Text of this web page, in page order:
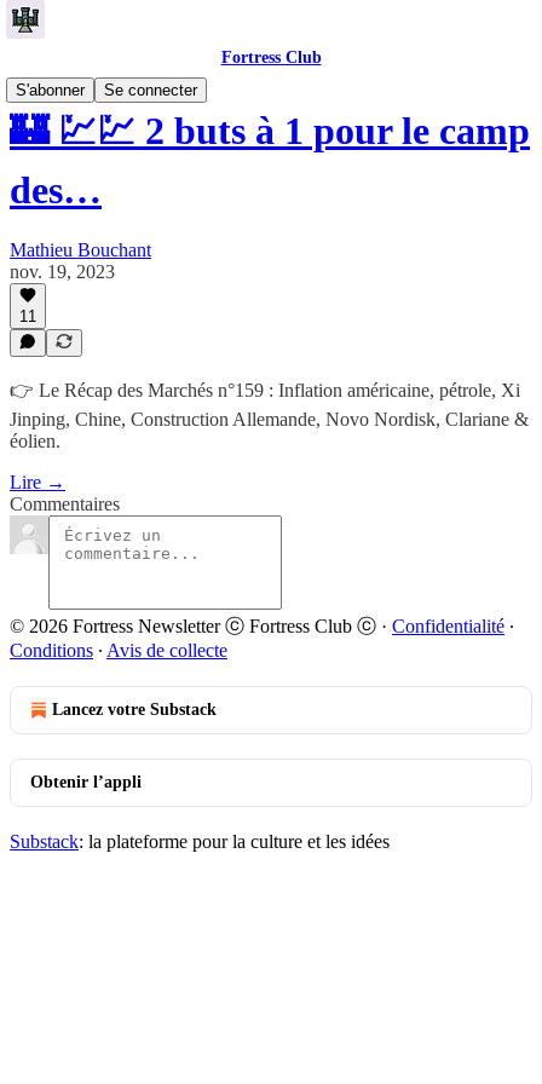
Fortress Club
S'abonner
Se connecter
🏰 💹💹 2 buts à 1 pour le camp
des…
Mathieu Bouchant
nov. 19, 2023
11
👉 Le Récap des Marchés n°159 : Inflation américaine, pétrole, Xi
Jinping, Chine, Construction Allemande, Novo Nordisk, Clariane &
éolien.
Lire →
Commentaires
© 2026 Fortress Newsletter ⓒ Fortress Club ⓒ · Confidentialité ∙
Conditions ∙ Avis de collecte
Lancez votre Substack
Obtenir l’appli
Substack: la plateforme pour la culture et les idées